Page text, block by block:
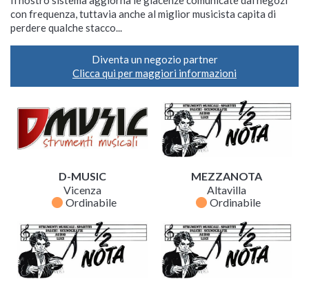
con frequenza, tuttavia anche al miglior musicista capita di
perdere qualche stacco...
Diventa un negozio partner
Clicca qui per maggiori informazioni
D-MUSIC
Vicenza
fiber_manual_record Ordinabile
MEZZANOTA
Altavilla
fiber_manual_record Ordinabile